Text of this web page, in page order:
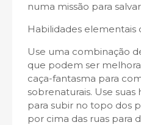
numa missão para
Habilidades elementais
Use uma combinação
que podem ser
caça-fantasma para
sobrenaturais. Use
para subir no topo dos
por cima das ruas para